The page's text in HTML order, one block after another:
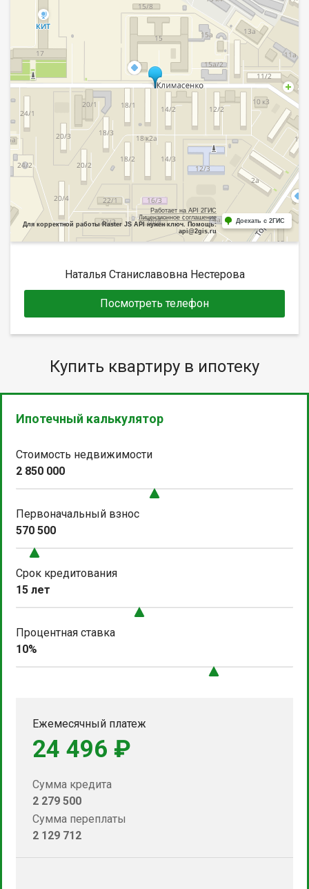
Работает на API 2ГИС
Лицензионное соглашение
Для корректной работы Raster JS API нужен ключ. Помощь:
api@2gis.ru
Доехать с 2ГИС
Наталья Станиславовна Нестерова
Посмотреть телефон
Купить квартиру в ипотеку
Ипотечный калькулятор
Стоимость недвижимости
2 850 000
Первоначальный взнос
570 500
Срок кредитования
15 лет
Процентная ставка
10%
Ежемесячный платеж
24 496 ₽
Сумма кредита
2 279 500
Сумма переплаты
2 129 712